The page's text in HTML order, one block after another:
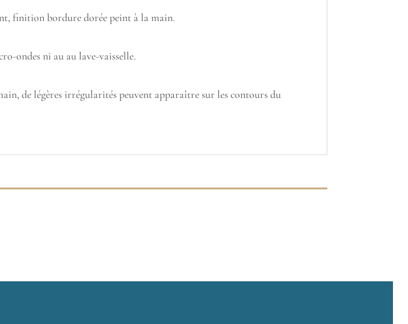
finition bordure dorée peint à la main.
ondes ni au au lave-vaisselle.
de légères irrégularités peuvent apparaître sur les contours du